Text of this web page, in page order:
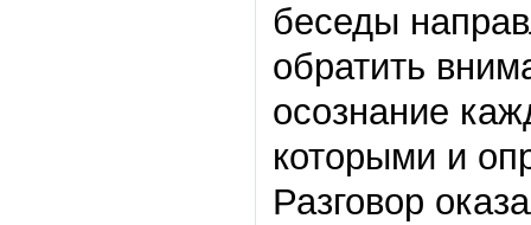
беседы
обратить
осознание
которыми и
Разговор